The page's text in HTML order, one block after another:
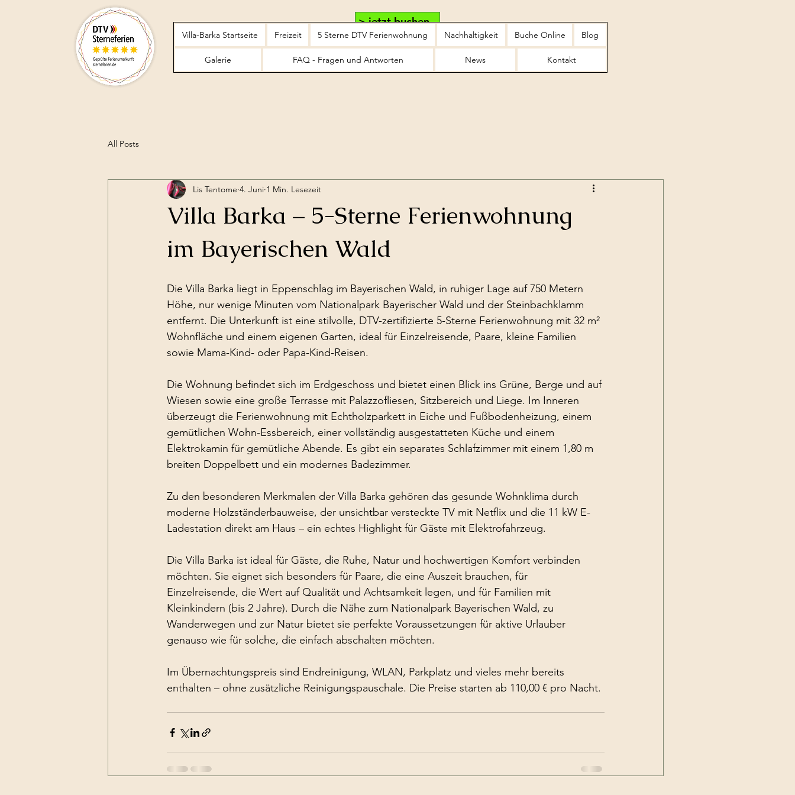
> jetzt buchen
Villa-Barka Startseite Freizeit 5 Sterne DTV Ferienwohnung Nachhaltigkeit Buche Online Blog
Galerie FAQ - Fragen und Antworten News Kontakt
All Posts
Villa Barka – 5-Sterne Ferienwohnung
im Bayerischen Wald
Lis Tentome 4. Juni 1 Min. Lesezeit
Die Villa Barka liegt in Eppenschlag im Bayerischen Wald, in ruhiger Lage auf 750 Metern
Höhe, nur wenige Minuten vom Nationalpark Bayerischer Wald und der Steinbachklamm
entfernt. Die Unterkunft ist eine stilvolle, DTV-zertifizierte 5-Sterne Ferienwohnung mit 32 m²
Wohnfläche und einem eigenen Garten, ideal für Einzelreisende, Paare, kleine Familien
sowie Mama-Kind- oder Papa-Kind-Reisen.
Die Wohnung befindet sich im Erdgeschoss und bietet einen Blick ins Grüne, Berge und auf
Wiesen sowie eine große Terrasse mit Palazzofliesen, Sitzbereich und Liege. Im Inneren
überzeugt die Ferienwohnung mit Echtholzparkett in Eiche und Fußbodenheizung, einem
gemütlichen Wohn-Essbereich, einer vollständig ausgestatteten Küche und einem
Elektrokamin für gemütliche Abende. Es gibt ein separates Schlafzimmer mit einem 1,80 m
breiten Doppelbett und ein modernes Badezimmer.
Zu den besonderen Merkmalen der Villa Barka gehören das gesunde Wohnklima durch
moderne Holzständerbauweise, der unsichtbar versteckte TV mit Netflix und die 11 kW E-
Ladestation direkt am Haus – ein echtes Highlight für Gäste mit Elektrofahrzeug.
Die Villa Barka ist ideal für Gäste, die Ruhe, Natur und hochwertigen Komfort verbinden
möchten. Sie eignet sich besonders für Paare, die eine Auszeit brauchen, für
Einzelreisende, die Wert auf Qualität und Achtsamkeit legen, und für Familien mit
Kleinkindern (bis 2 Jahre). Durch die Nähe zum Nationalpark Bayerischen Wald, zu
Wanderwegen und zur Natur bietet sie perfekte Voraussetzungen für aktive Urlauber
genauso wie für solche, die einfach abschalten möchten.
Im Übernachtungspreis sind Endreinigung, WLAN, Parkplatz und vieles mehr bereits
enthalten – ohne zusätzliche Reinigungspauschale. Die Preise starten ab 110,00 € pro Nacht.